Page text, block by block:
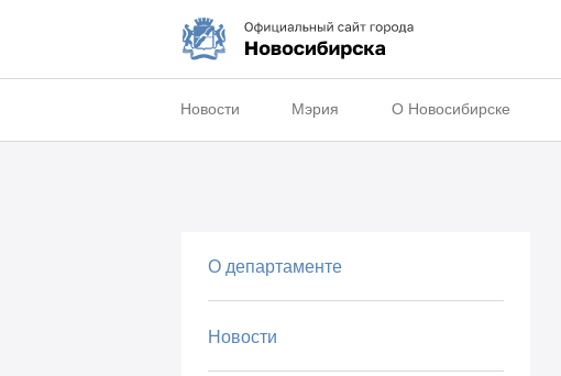
Новости Мэрия О Новосибирске
О департаменте
Новости